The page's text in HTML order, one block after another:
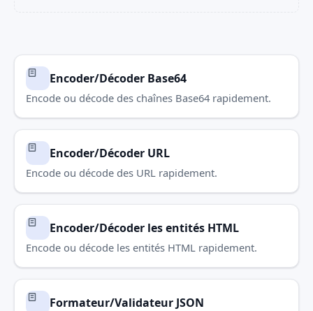
Encoder/Décoder Base64
Encode ou décode des chaînes Base64 rapidement.
Encoder/Décoder URL
Encode ou décode des URL rapidement.
Encoder/Décoder les entités HTML
Encode ou décode les entités HTML rapidement.
Formateur/Validateur JSON